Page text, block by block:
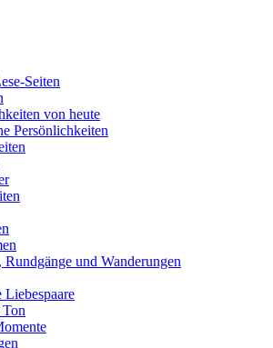
Seiten
von heute
Persönlichkeiten
Rundgänge und Wanderungen
Liebespaare